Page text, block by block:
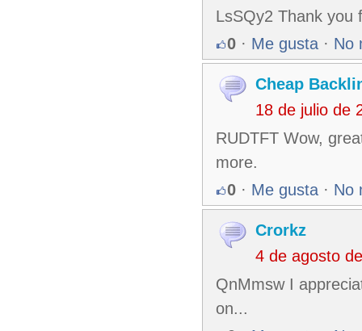
LsSQy2 Thank you
0 · Me gusta · No
Cheap
18 de julio de
RUDTFT Wow,
more.
0 · Me gusta · No
Crorkz
4 de agosto
QnMmsw I
on...